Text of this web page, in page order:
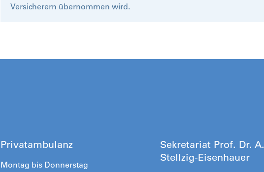
Versicherern übernommen wird.
Privatambulanz
Montag bis Donnerstag
Sekretariat Prof. Dr. A.
Stellzig-Eisenhauer